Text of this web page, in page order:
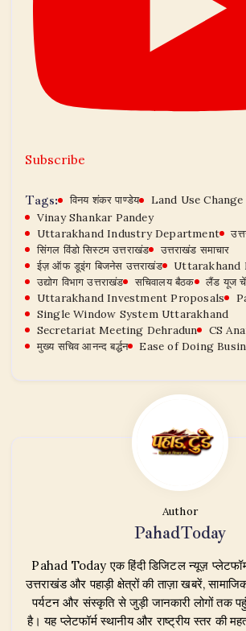
Subscribe
Tags: विनय शंकर पाण्डेय
Land Use
Vinay Shankar Pandey
Uttarakhand Industry Department
सिंगल विंडो सिस्टम उत्तराखंड
उत्तराखंड समाचार
ईज़ ऑफ डूइंग बिजनेस उत्तराखंड
Uttarakhand
उद्योग विभाग उत्तराखंड
सचिवालय बैठक लैंड यूज
Uttarakhand Investment Proposals
Single Window System Uttarakhand
Secretariat Meeting Dehradun
CS
मुख्य सचिव आनन्द बर्द्धन
Ease of Doing
Author
PahadToday
Pahad Today एक हिंदी डिजिटल न्यूज़
उत्तराखंड और पहाड़ी क्षेत्रों की ताज़ा खबरें, सामाजिक
पर्यटन और संस्कृति से जुड़ी जानकारी लोगों तक
है। यह प्लेटफॉर्म स्थानीय और राष्ट्रीय स्तर की